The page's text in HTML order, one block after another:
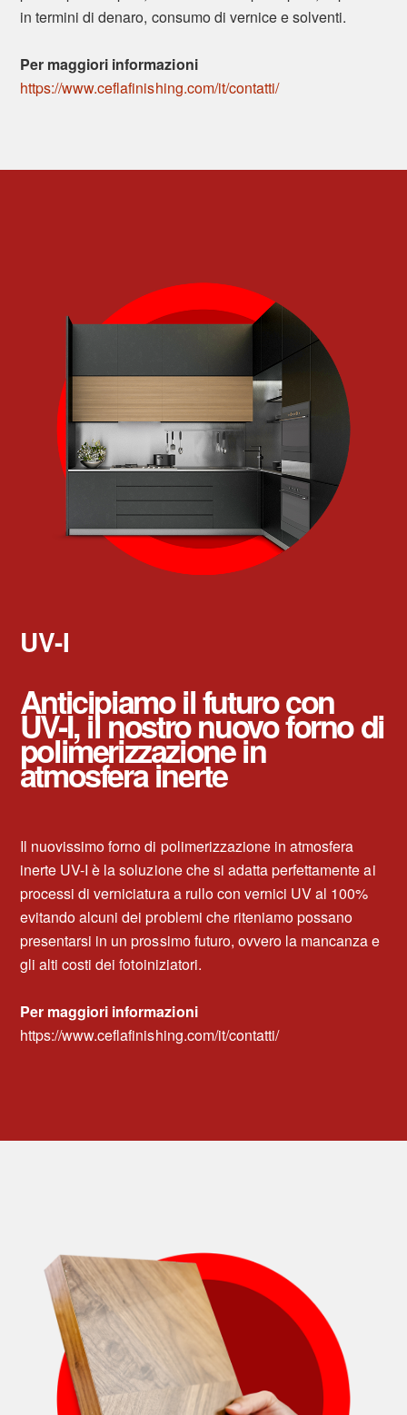
in termini di denaro, consumo di vernice e solventi.
Per maggiori informazioni
https://www.ceflafinishing.com/it/contatti/
UV-I
Anticipiamo il futuro con
UV-I, il nostro nuovo forno di
polimerizzazione in
atmosfera inerte
Il nuovissimo forno di polimerizzazione in atmosfera
inerte UV-I è la soluzione che si adatta perfettamente ai
processi di verniciatura a rullo con vernici UV al 100%
evitando alcuni dei problemi che riteniamo possano
presentarsi in un prossimo futuro, ovvero la mancanza e
gli alti costi dei fotoiniziatori.
Per maggiori informazioni
https://www.ceflafinishing.com/it/contatti/